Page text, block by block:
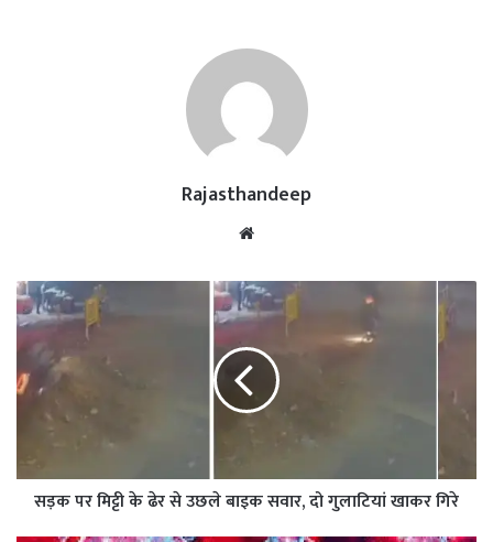
Rajasthandeep
सड़क पर मिट्टी के ढेर से उछले बाइक सवार, दो गुलाटियां खाकर गिरे